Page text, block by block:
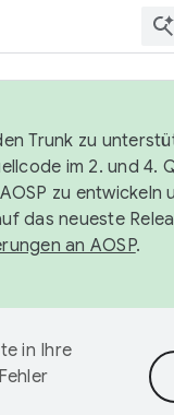
Trunk zu
im 2. und 4.
zu entwickeln
das neueste
an AOSP.
in Ihre